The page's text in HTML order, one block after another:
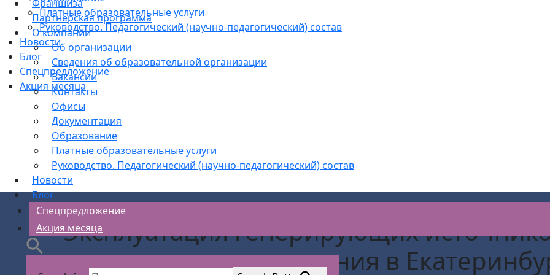
Платные образовательные услуги
Руководство. Педагогический (научно-педагогический) состав
Новости
Блог
Спецпредложение
Акция месяца
Франшиза
Партнерская программа
О компании
Об организации
Сведения об образовательной организации
Вакансии
Контакты
Офисы
Документация
Образование
Платные образовательные услуги
Руководство. Педагогический (научно-педагогический) состав
Новости
Блог
Спецпредложение
Акция месяца
Эксплуатация генерирующих
излучения в